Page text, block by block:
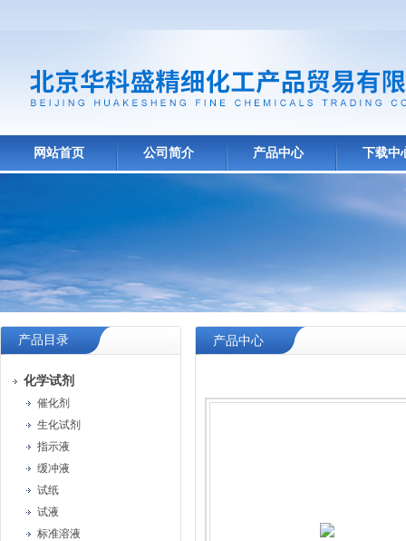
网站首页 公司简介 产品中心 下载中
产品目录
化学试剂
催化剂
生化试剂
指示液
缓冲液
试纸
试液
标准溶液
产品中心